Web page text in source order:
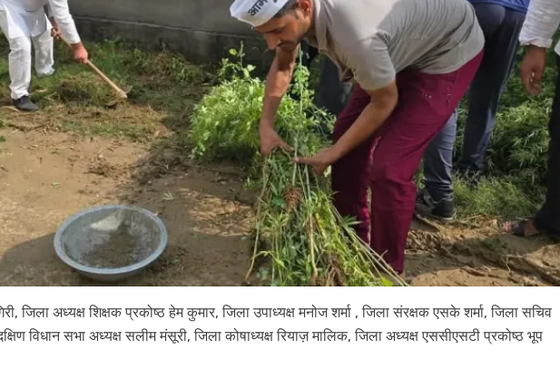
जिला अध्यक्ष शिक्षक प्रकोष्ठ हेम कुमार, जिला उपाध्यक्ष मनोज शर्मा , जिला संरक्षक एसके शर्मा, जिला सचिव
विधान सभा अध्यक्ष सलीम मंसूरी, जिला कोषाध्यक्ष रियाज़ मालिक, जिला अध्यक्ष एससीएसटी प्रकोष्ठ भूप